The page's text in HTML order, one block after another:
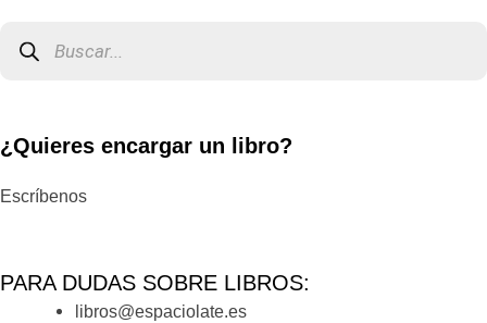
¿Quieres encargar un libro?
Escríbenos
PARA DUDAS SOBRE LIBROS:
libros@espaciolate.es